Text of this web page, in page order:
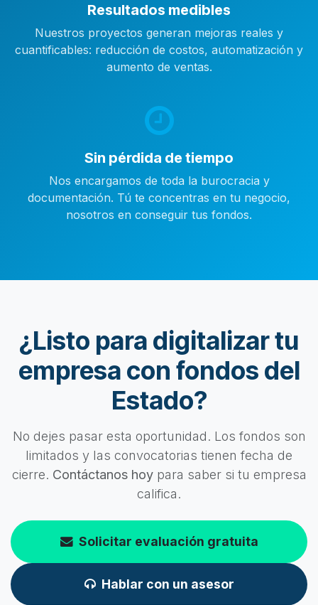
Resultados medibles
Nuestros proyectos generan mejoras reales y
cuantificables: reducción de costos, automatización y
aumento de ventas.
Sin pérdida de tiempo
Nos encargamos de toda la burocracia y
documentación. Tú te concentras en tu negocio,
nosotros en conseguir tus fondos.
¿Listo para digitalizar tu
empresa con fondos del
Estado?
No dejes pasar esta oportunidad. Los fondos son
limitados y las convocatorias tienen fecha de
cierre. Contáctanos hoypara saber si tu empresa
califica.
Solicitar evaluación gratuita
Hablar con un asesor